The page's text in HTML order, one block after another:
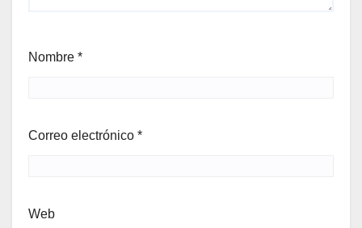
Nombre *
Correo electrónico *
Web